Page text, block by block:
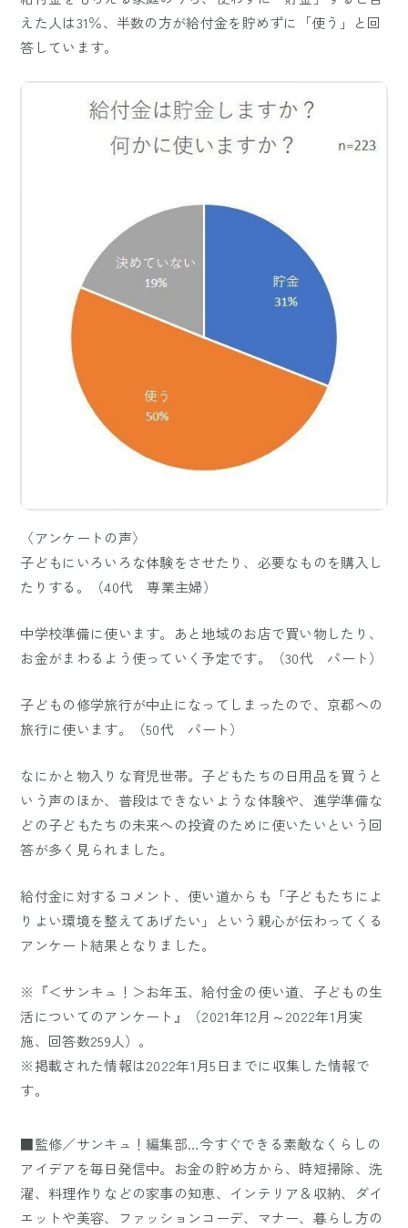
えた人は31％、半数の方が給付金を貯めずに「使う」と回
答しています。
〈アンケートの声〉
子どもにいろいろな体験をさせたり、必要なものを購入し
たりする。（40代 専業主婦）
中学校準備に使います。あと地域のお店で買い物したり、
お金がまわるよう使っていく予定です。（30代 パート）
子どもの修学旅行が中止になってしまったので、京都への
旅行に使います。（50代 パート）
なにかと物入りな育児世帯。子どもたちの日用品を買うと
いう声のほか、普段はできないような体験や、進学準備な
どの子どもたちの未来への投資のために使いたいという回
答が多く見られました。
給付金に対するコメント、使い道からも「子どもたちによ
りよい環境を整えてあげたい」という親心が伝わってくる
アンケート結果となりました。
※『＜サンキュ！＞お年玉、給付金の使い道、子どもの生
活についてのアンケート』（2021年12月～2022年1月実
施、回答数259人）。
※掲載された情報は2022年1月5日までに収集した情報で
す。
■監修／サンキュ！編集部…今すぐできる素敵なくらしの
アイデアを毎日発信中。お金の貯め方から、時短掃除、洗
濯、料理作りなどの家事の知恵、インテリア＆収納、ダイ
エットや美容、ファッションコーデ、マナー、暮らし方の